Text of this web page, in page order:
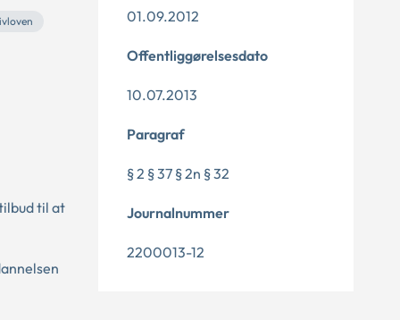
til at
01.09.2012
Offentliggørelsesdato
10.07.2013
Paragraf
§ 2 § 37 § 2n § 32
Journalnummer
2200013-12